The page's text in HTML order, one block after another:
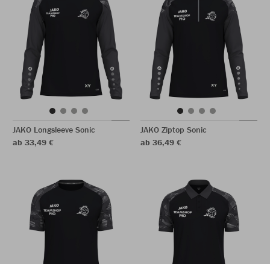
JAKO Longsleeve Sonic
ab 33,49 €
JAKO Ziptop Sonic
ab 36,49 €